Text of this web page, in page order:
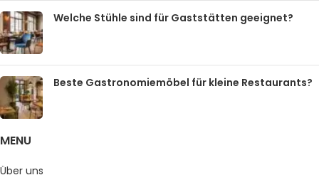
Welche Stühle sind für Gaststätten geeignet?
Beste Gastronomiemöbel für kleine Restaurants?
MENU
Über uns